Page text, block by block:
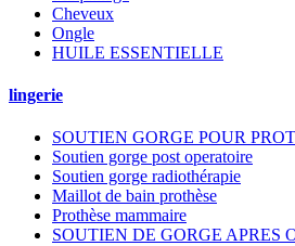
Cheveux
Ongle
HUILE ESSENTIELLE
lingerie
SOUTIEN GORGE POUR
Soutien gorge post operatoire
Soutien gorge radiothérapie
Maillot de bain prothèse
Prothèse mammaire
SOUTIEN DE GORGE APRES